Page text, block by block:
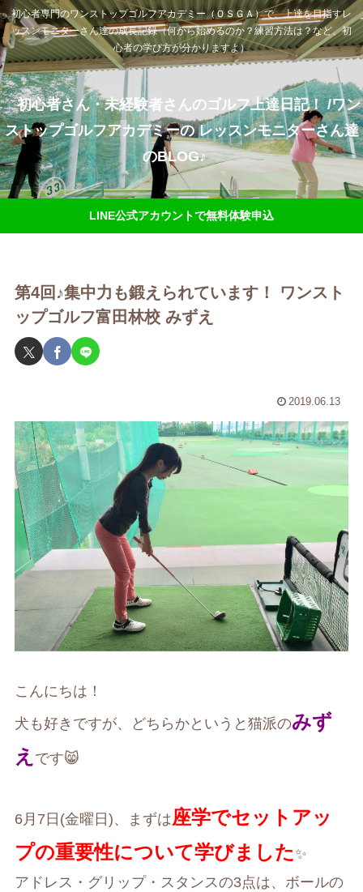
初心者専門のワンストップゴルフアカデミー（ＯＳＧＡ）で、上達を目指すレ
ッスンモニターさん達の成長記録（何から始めるのか？練習方法は？など、初
心者の学び方が分かりますよ）
初心者さん・未経験者さんのゴルフ上達日記！ /ワン
ストップゴルフアカデミーの レッスンモニターさん達
のBLOG♪
LINE公式アカウントで無料体験申込
第4回♪集中力も鍛えられています！ ワンスト
ップゴルフ富田林校 みずえ
2019.06.13
こんにちは！
犬も好きですが、どちらかというと猫派のみず
え です😸
6月7日(金曜日)、まずは座学でセットアッ
プの重要性について学びました✨
アドレス・グリップ・スタンスの3点は、ボールの